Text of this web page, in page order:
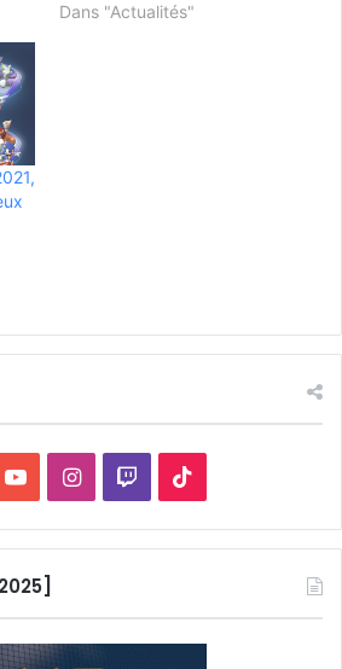
Dans "Actualités"
YouTubeInstagram
Twitch